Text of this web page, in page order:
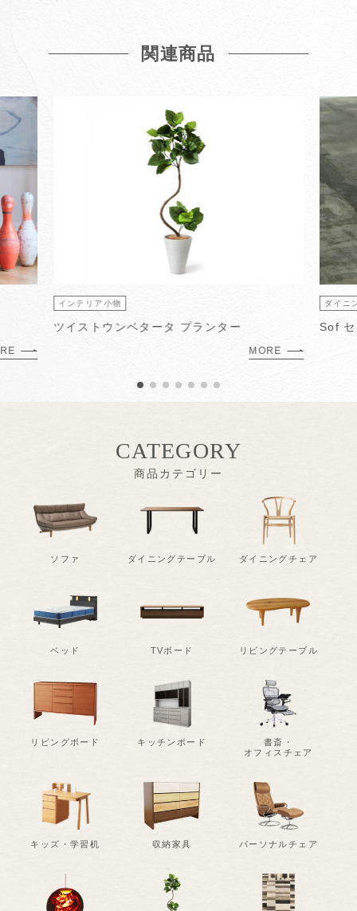
関連商品
インテリア小物
ツイストウンベタータ プランター
MORE
ダイニ
Sof
ソファ ダイニングテーブル ダイニングチェア
ベッド TVボード リビングテーブル
リビングボード キッチンボード
書斎・
オフィスチェア
キッズ・学習机 収納家具 パーソナルチェア
CATEGORY
商品カテゴリー